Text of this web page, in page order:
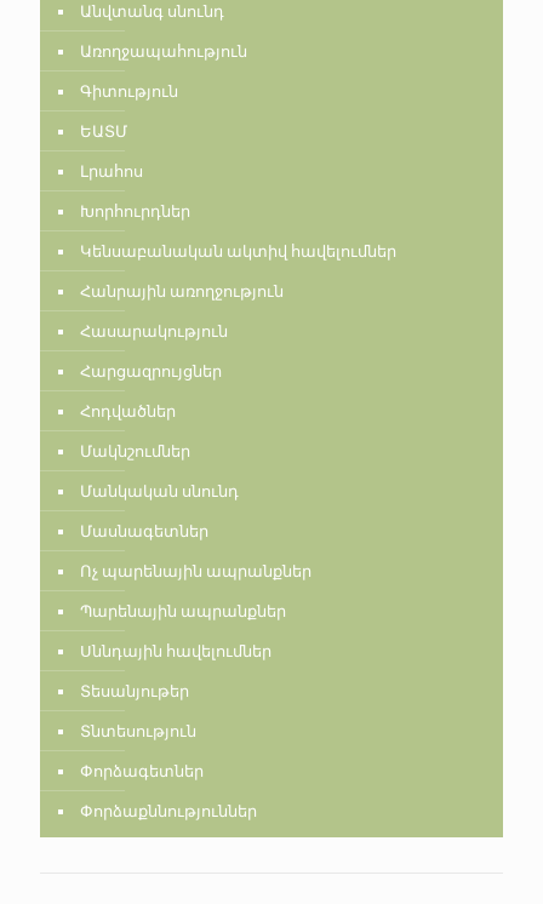
Անվտանգ սնունդ
Առողջապահություն
Գիտություն
ԵԱՏՄ
Լրահոս
Խորհուրդներ
Կենսաբանական ակտիվ հավելումներ
Հանրային առողջություն
Հասարակություն
Հարցազրույցներ
Հոդվածներ
Մակնշումներ
Մանկական սնունդ
Մասնագետներ
Ոչ պարենային ապրանքներ
Պարենային ապրանքներ
Սննդային հավելումներ
Տեսանյութեր
Տնտեսություն
Փորձագետներ
Փորձաքննություններ